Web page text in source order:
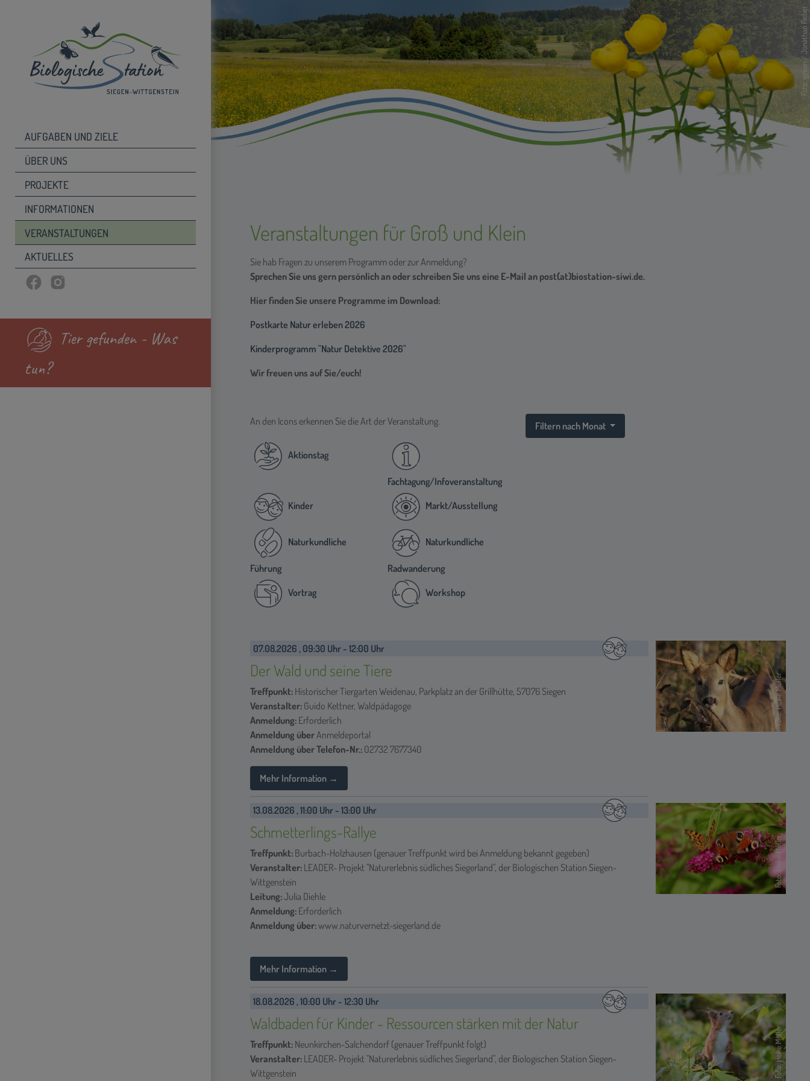
AUFGABEN UND ZIELE
ÜBER UNS
PROJEKTE
INFORMATIONEN
VERANSTALTUNGEN
AKTUELLES
Tier gefunden - Was
tun?
Foto: igreen / Jonathan Fieber
Veranstaltungen für Groß und Klein
Sie hab Fragen zu unserem Programm oder zur Anmeldung?
Sprechen Sie uns gern persönlich an oder schreiben Sie uns eine E-Mail an post(at)biostation-siwi.de.
Hier finden Sie unsere Programme im Download:
Postkarte Natur erleben 2026
Kinderprogramm "Natur Detektive 2026"
Wir freuen uns auf Sie/euch!
An den Icons erkennen Sie die Art der Veranstaltung.
Aktionstag
Fachtagung/Infoveranstaltung
Kinder
Markt/Ausstellung
Naturkundliche
Führung
Naturkundliche
Radwanderung
Vortrag
Workshop
Filtern nach Monat
07.08.2026 , 09:30 Uhr - 12:00 Uhr
Der Wald und seine Tiere
Treffpunkt: Historischer Tiergarten Weidenau, Parkplatz an der Grillhütte, 57076 Siegen
Veranstalter: Guido Kettner, Waldpädagoge
Anmeldung: Erforderlich
Anmeldung überAnmeldeportal
Anmeldung über Telefon-Nr.: 02732 7677340
Mehr Information →
Foto: Heike Müller
13.08.2026 , 11:00 Uhr - 13:00 Uhr
Schmetterlings-Rallye
Treffpunkt: Burbach-Holzhausen (genauer Treffpunkt wird bei Anmeldung bekannt gegeben)
Veranstalter: LEADER- Projekt "Naturerlebnis südliches Siegerland", der Biologischen Station Siegen-
Wittgenstein
Leitung:Julia Diehle
Anmeldung: Erforderlich
Anmeldung über:www.naturvernetzt-siegerland.de
Mehr Information →
Foto: Heike Müller
18.08.2026 , 10:00 Uhr - 12:30 Uhr
Waldbaden für Kinder - Ressourcen stärken mit der Natur
Treffpunkt: Neunkirchen-Salchendorf (genauer Treffpunkt folgt)
Veranstalter: LEADER- Projekt "Naturerlebnis südliches Siegerland", der Biologischen Station Siegen-
Wittgenstein
Foto: Heike Müller